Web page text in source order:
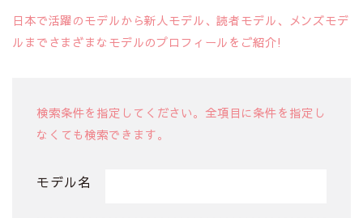
日本で活躍のモデルから新人モデル、読者モデル、メンズモデ
ルまでさまざまなモデルのプロフィールをご紹介!
検索条件を指定してください。全項目に条件を指定し
なくても検索できます。
モデル名